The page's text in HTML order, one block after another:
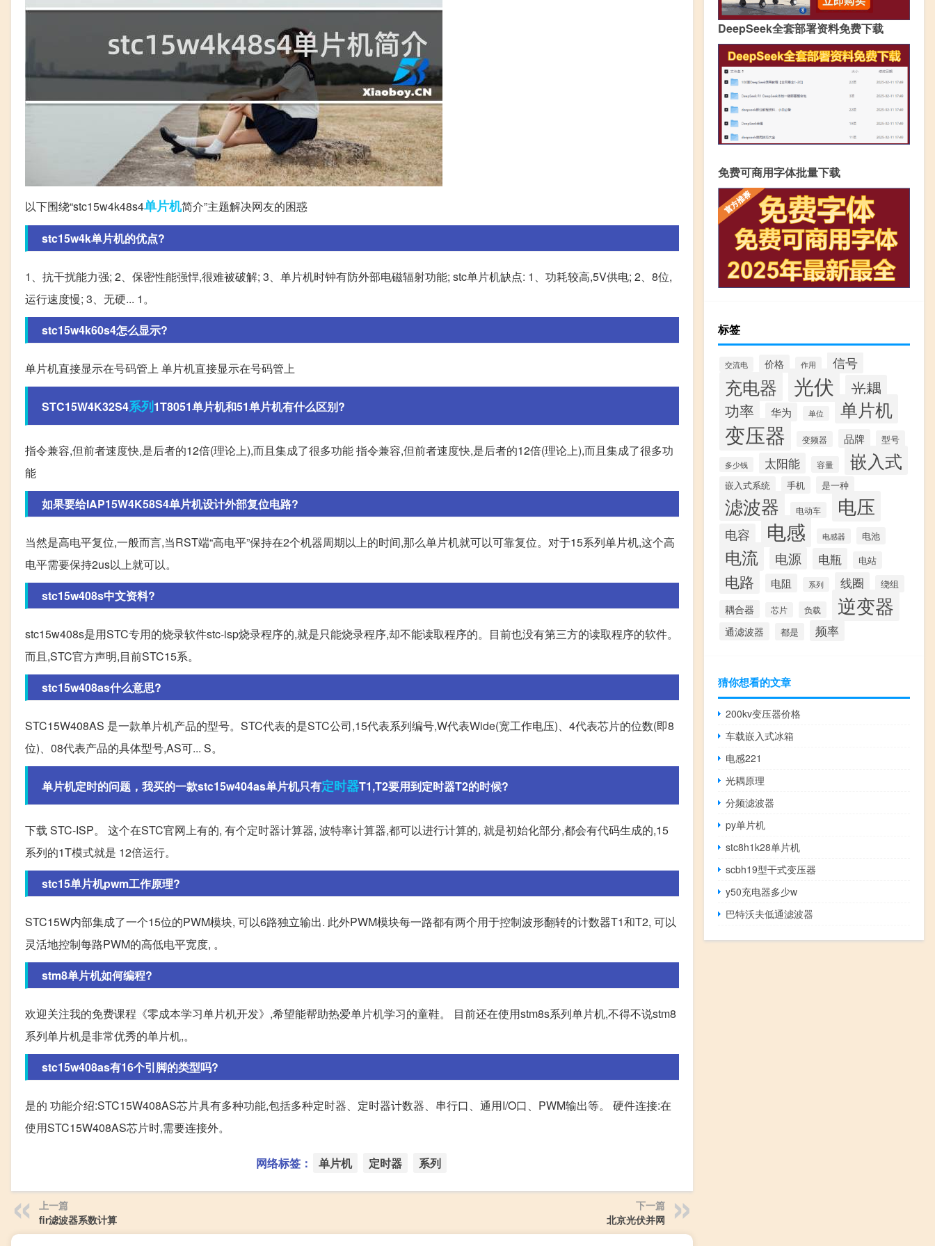
以下围绕“stc15w4k48s4单片机简介”主题解决网友的困惑
stc15w4k单片机的优点?
1、抗干扰能力强; 2、保密性能强悍,很难被破解; 3、单片机时钟有防外部电磁辐射功能; stc单片机缺点: 1、功耗较高,5V供电; 2、8位,
运行速度慢; 3、无硬... 1。
stc15w4k60s4怎么显示?
单片机直接显示在号码管上 单片机直接显示在号码管上
STC15W4K32S4系列1T8051单片机和51单片机有什么区别?
指令兼容,但前者速度快,是后者的12倍(理论上),而且集成了很多功能 指令兼容,但前者速度快,是后者的12倍(理论上),而且集成了很多功
能
如果要给IAP15W4K58S4单片机设计外部复位电路?
当然是高电平复位,一般而言,当RST端“高电平”保持在2个机器周期以上的时间,那么单片机就可以可靠复位。对于15系列单片机,这个高
电平需要保持2us以上就可以。
stc15w408s中文资料?
stc15w408s是用STC专用的烧录软件stc-isp烧录程序的,就是只能烧录程序,却不能读取程序的。目前也没有第三方的读取程序的软件。
而且,STC官方声明,目前STC15系。
stc15w408as什么意思?
STC15W408AS 是一款单片机产品的型号。STC代表的是STC公司,15代表系列编号,W代表Wide(宽工作电压)、4代表芯片的位数(即8
位)、08代表产品的具体型号,AS可... S。
单片机定时的问题，我买的一款stc15w404as单片机只有定时器T1,T2要用到定时器T2的时候?
下载 STC-ISP。 这个在STC官网上有的, 有个定时器计算器, 波特率计算器,都可以进行计算的, 就是初始化部分,都会有代码生成的,15
系列的1T模式就是 12倍运行。
stc15单片机pwm工作原理?
STC15W内部集成了一个15位的PWM模块, 可以6路独立输出. 此外PWM模块每一路都有两个用于控制波形翻转的计数器T1和T2, 可以
灵活地控制每路PWM的高低电平宽度, 。
stm8单片机如何编程?
欢迎关注我的免费课程《零成本学习单片机开发》,希望能帮助热爱单片机学习的童鞋。 目前还在使用stm8s系列单片机,不得不说stm8
系列单片机是非常优秀的单片机,。
stc15w408as有16个引脚的类型吗?
是的 功能介绍:STC15W408AS芯片具有多种功能,包括多种定时器、定时器计数器、串行口、通用I/O口、PWM输出等。 硬件连接:在
使用STC15W408AS芯片时,需要连接外。
网络标签： 单片机 定时器 系列
上一篇
fir滤波器系数计算
下一篇
北京光伏并网
DeepSeek全套部署资料免费下载
免费可商用字体批量下载
标签
交流电 价格 作用 信号
充电器 光伏
光耦
功率
华为 单位 单片机
变压器 变频器 品牌 型号
多少钱 太阳能 容量 嵌入式
嵌入式系统 手机 是一种
滤波器 电动车 电压
电容 电感 电感器 电池
电流 电源 电瓶 电站
电路 电阻 系列 线圈 绕组
耦合器 芯片 负载 逆变器
通滤波器 都是 频率
猜你想看的文章
200kv变压器价格
车载嵌入式冰箱
电感221
光耦原理
分频滤波器
py单片机
stc8h1k28单片机
scbh19型干式变压器
y50充电器多少w
巴特沃夫低通滤波器